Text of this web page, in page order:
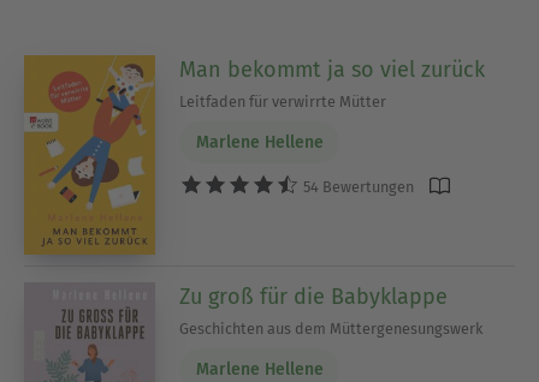
Man bekommt ja so viel zurück
Leitfaden für verwirrte Mütter
Marlene Hellene
54 Bewertungen
Zu groß für die Babyklappe
Geschichten aus dem Müttergenesungswerk
Marlene Hellene